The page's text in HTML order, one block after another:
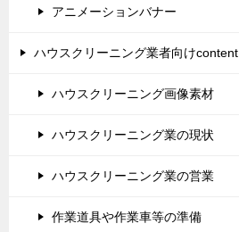
アニメーションバナー
ハウスクリーニング業者向けcontent
ハウスクリーニング画像素材
ハウスクリーニング業の現状
ハウスクリーニング業の営業
作業道具や作業車等の準備